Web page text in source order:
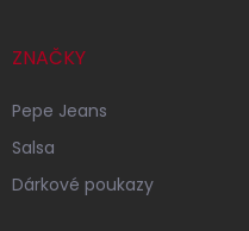
ZNAČKY
Pepe Jeans
Salsa
Dárkové poukazy